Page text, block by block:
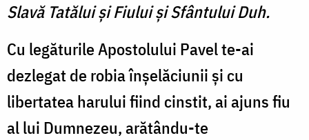
Slavă Tatălui şi Fiului şi Sfântului Duh.
Cu legăturile Apostolului Pavel te-ai
dezlegat de robia înşelăciunii şi cu
libertatea harului fiind cinstit, ai ajuns fiu
al lui Dumnezeu, arătându-te